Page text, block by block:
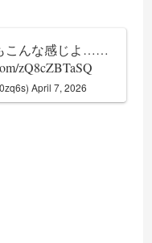
こんな感じよ……
zQ8cZBTaSQ
April 7, 2026